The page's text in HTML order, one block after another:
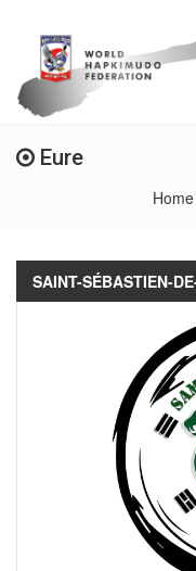
Eure
Home
SAINT-SÉBASTIEN-